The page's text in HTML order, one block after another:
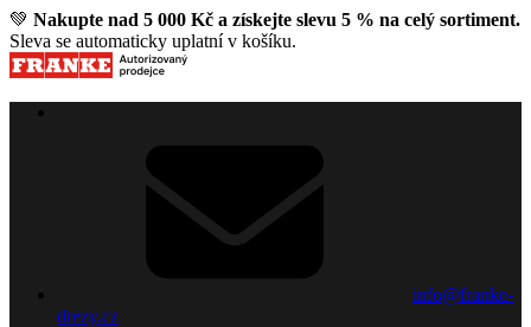
💚 Nakupte nad 5 000 Kč a získejte slevu 5 % na celý sortiment.
Sleva se automaticky uplatní v košíku.
info@franke-
drezy.cz